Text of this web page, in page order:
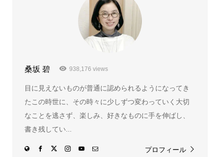
桑坂 碧 938,176 views
目に見えないものが普通に認められるようになってき
たこの時世に、その時々に少しずつ変わっていく大切
なことを逃さず、楽しみ、好きなものに手を伸ばし、
書き残してい...
プロフィール